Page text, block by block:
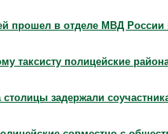
прошел в отделе МВД
таксисту полицейские
столицы задержали